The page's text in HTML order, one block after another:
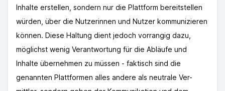
Inhalte erstellen, sondern nur die Plattform bereitstellen
würden, über die Nutzerinnen und Nutzer kommunizieren
können. Diese Haltung dient jedoch vorrangig dazu,
möglichst wenig Verantwortung für die Abläufe und
Inhalte übernehmen zu müssen - faktisch sind die
genannten Plattformen alles andere als neutrale Ver-